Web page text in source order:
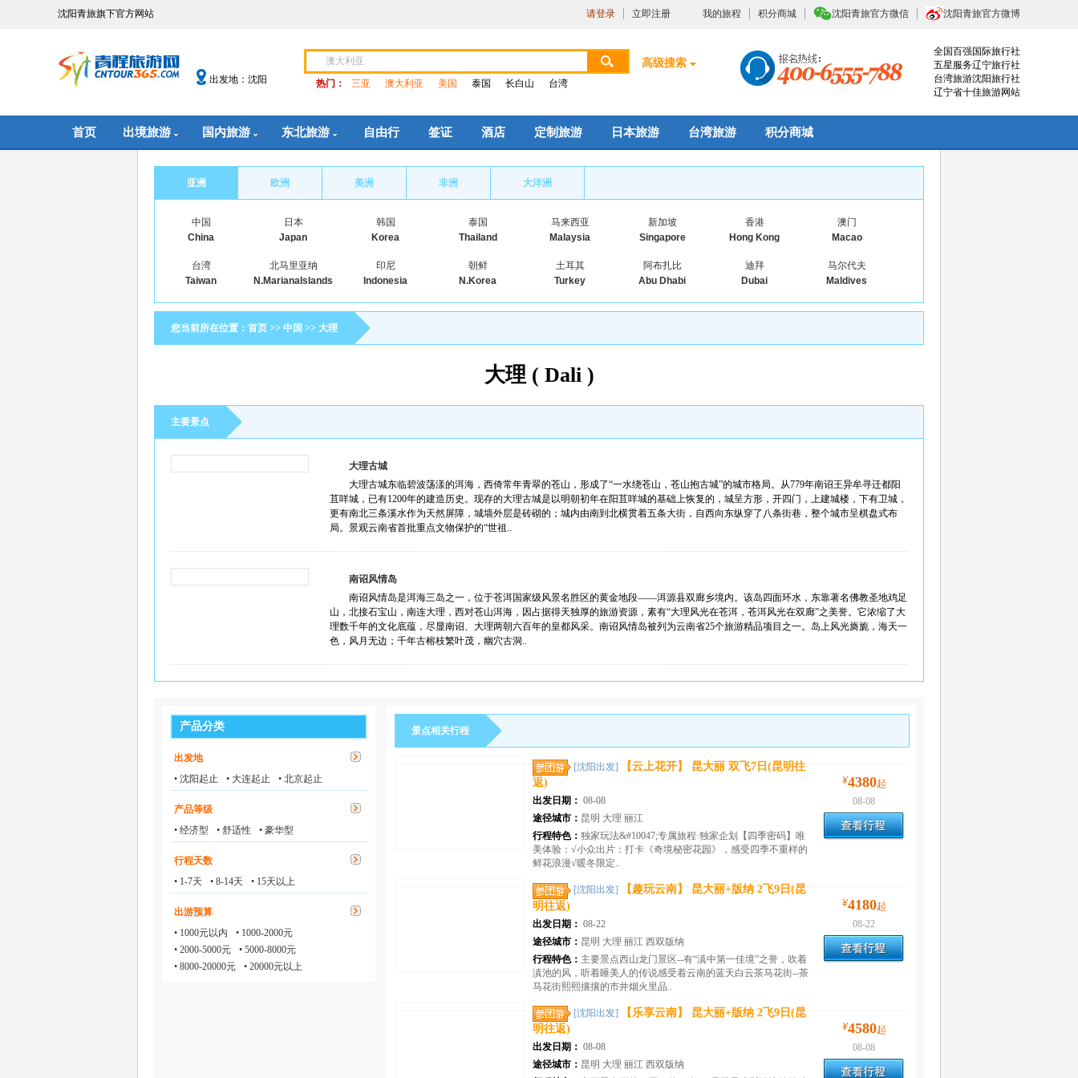
沈阳青旅旗下官方网站 我的旅程 积分商城 沈阳青旅官方微信 沈阳青旅官方微博
请登录 立即注册
出发地：沈阳 热门： 三亚 澳大利亚 美国 泰国 长白山 台湾
高级搜索
全国百强国际旅行社
五星服务辽宁旅行社
台湾旅游沈阳旅行社
辽宁省十佳旅游网站
首页 出境旅游 国内旅游 东北旅游 自由行 签证 酒店 定制旅游 日本旅游 台湾旅游 积分商城
亚洲 欧洲 美洲 非洲 大洋洲
中国
China
日本
Japan
韩国
Korea
泰国
Thailand
马来西亚
Malaysia
新加坡
Singapore
香港
Hong Kong
澳门
Macao
台湾
Taiwan
北马里亚纳
N.MarianaIslands
印尼
Indonesia
朝鲜
N.Korea
土耳其
Turkey
阿布扎比
Abu Dhabi
迪拜
Dubai
马尔代夫
Maldives
您当前所在位置： 首页 >> 中国 >> 大理
大理 ( Dali )
主要景点
大理古城
大理古城东临碧波荡漾的洱海，西倚常年青翠的苍山，形成了“一水绕苍山，苍山抱古城”的城市格局。从779年南诏王异牟寻迁都阳
苴咩城，已有1200年的建造历史。现存的大理古城是以明朝初年在阳苴咩城的基础上恢复的，城呈方形，开四门，上建城楼，下有卫城，
更有南北三条溪水作为天然屏障，城墙外层是砖砌的；城内由南到北横贯着五条大街，自西向东纵穿了八条街巷，整个城市呈棋盘式布
局。景观云南省首批重点文物保护的“世祖..
南诏风情岛
南诏风情岛是洱海三岛之一，位于苍洱国家级风景名胜区的黄金地段——洱源县双廊乡境内。该岛四面环水，东靠著名佛教圣地鸡足
山，北接石宝山，南连大理，西对苍山洱海，因占据得天独厚的旅游资源，素有“大理风光在苍洱，苍洱风光在双廊”之美誉。它浓缩了大
理数千年的文化底蕴，尽显南诏、大理两朝六百年的皇都风采。南诏风情岛被列为云南省25个旅游精品项目之一。岛上风光旖旎，海天一
色，风月无边；千年古榕枝繁叶茂，幽穴古洞..
产品分类
出发地
• 沈阳起止
• 大连起止 • 北京起止
产品等级
• 经济型
• 舒适性 • 豪华型
行程天数
• 1-7天
• 8-14天 • 15天以上
出游预算
• 1000元以内
• 1000-2000元
• 2000-5000元
• 5000-8000元
• 8000-20000元
• 20000元以上
景点相关行程
[沈阳出发]
【云上花开】 昆大丽 双飞7日(昆明往
返)
出发日期： 08-08
途径城市： 昆明 大理 丽江
行程特色： 独家玩法&#10047;专属旅程·独家企划【四季密码】唯
美体验：√小众出片：打卡《奇境秘密花园》，感受四季不重样的
鲜花浪漫√暖冬限定..
¥4380起
08-08
[沈阳出发]
【趣玩云南】 昆大丽+版纳 2飞9日(昆
明往返)
出发日期： 08-22
途径城市： 昆明 大理 丽江 西双版纳
行程特色： 主要景点西山龙门景区--有“滇中第一佳境”之誉，吹着
滇池的风，听着睡美人的传说感受着云南的蓝天白云茶马花街--茶
马花街熙熙攘攘的市井烟火里品..
¥4180起
08-22
[沈阳出发]
【乐享云南】 昆大丽+版纳 2飞9日(昆
明往返)
出发日期： 08-08
途径城市： 昆明 大理 丽江 西双版纳
¥4580起
08-08